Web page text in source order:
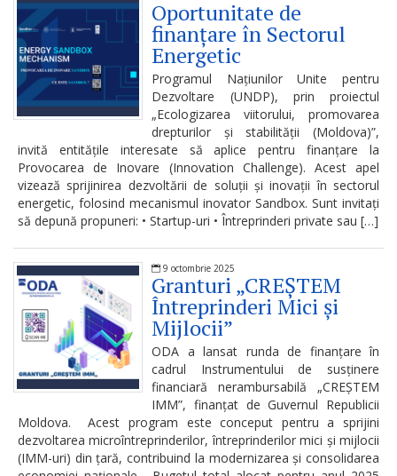
conduită
etică
a
funcționarilor
publici
Linia
instituțională
pentru
informare
Transparență
decizională
Dispozițiile
președintelui
Oportunitate de
finanțare în Sectorul
Energetic
Programul Națiunilor Unite pentru
Dezvoltare (UNDP), prin proiectul
„Ecologizarea viitorului, promovarea
drepturilor și stabilității (Moldova)”,
invită entitățile interesate să aplice pentru finanțare la
Provocarea de Inovare (Innovation Challenge). Acest apel
vizează sprijinirea dezvoltării de soluții și inovații în sectorul
energetic, folosind mecanismul inovator Sandbox. Sunt invitați
să depună propuneri: • Startup-uri • Întreprinderi private sau […]
9 octombrie 2025
Granturi „CREȘTEM
Întreprinderi Mici și
Mijlocii”
ODA a lansat runda de finanțare în
cadrul Instrumentului de susținere
financiară nerambursabilă „CREȘTEM
IMM”, finanțat de Guvernul Republicii
Moldova. Acest program este conceput pentru a sprijini
dezvoltarea microîntreprinderilor, întreprinderilor mici și mijlocii
(IMM-uri) din țară, contribuind la modernizarea și consolidarea